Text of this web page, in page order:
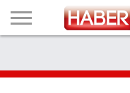
TECH
PROGRAM
PROGNOZA
PUTEVIMA
LISTA
NAMA